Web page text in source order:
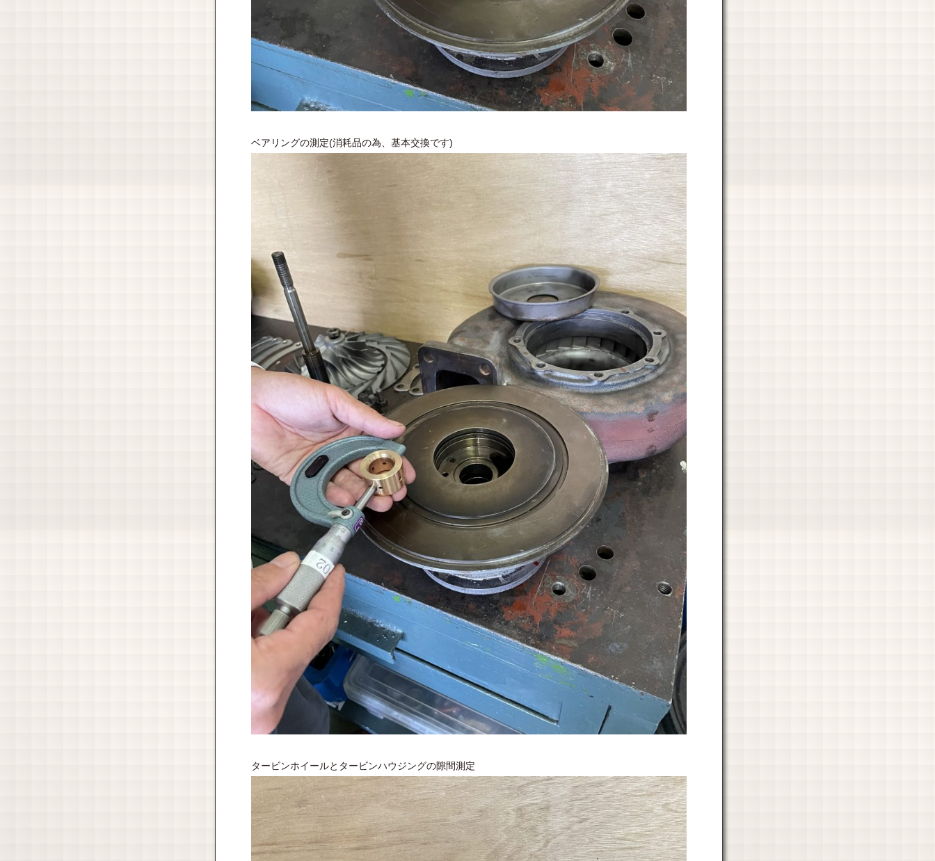
ベアリングの測定(消耗品の為、基本交換です)
タービンホイールとタービンハウジングの隙間測定